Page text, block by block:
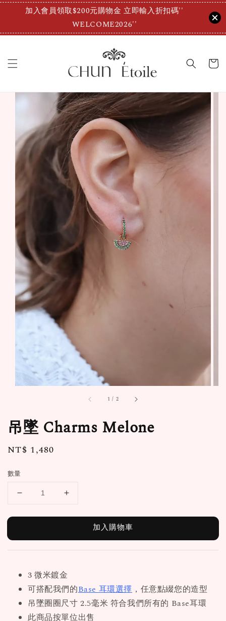
加入會員領取$200元購物金 立即輸入折扣碼''
WELCOME2026''
1 / 2
吊墜 Charms Melone
Regular
NT$ 1,480
數量
加入購物車
3 微米鍍金
可搭配我們的Base 耳環選擇 ，任意點綴您的造型
吊墜圈圈尺寸 2.5毫米 符合我們所有的 Base耳環
此商品按單位出售